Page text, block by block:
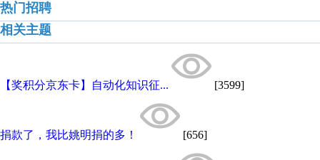
热门招聘
相关主题
【奖积分京东卡】自动化知识征... [3599]
捐款了，我比姚明捐的多！ [656]